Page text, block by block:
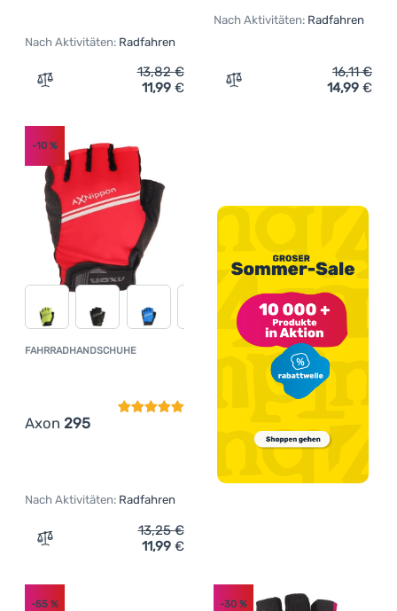
Nach Aktivitäten: Radfahren
Zum Vergleich 'Fahrradhandschuhe Axon 374'
13,82€
11,99 €
Nach Aktivitäten: Radfahren
Zum Vergleich
16,11€
14,99 €
FAHRRADHANDSCHUHE
Axon 295
Kundenbewertung
-10 %
Nach Aktivitäten: Radfahren
Zum Vergleich 'Fahrradhandschuhe Axon 295'
13,25€
11,99 €
-55 % -30%